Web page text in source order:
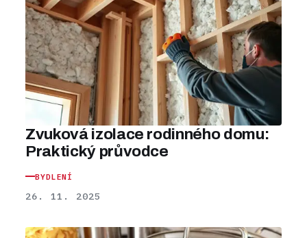
Zvuková izolace rodinného domu:
Praktický průvodce
BYDLENÍ
26. 11. 2025